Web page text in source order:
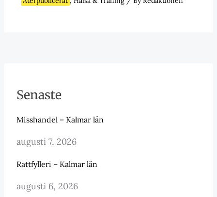
Senaste
Misshandel – Kalmar län
augusti 7, 2026
Rattfylleri – Kalmar län
augusti 6, 2026